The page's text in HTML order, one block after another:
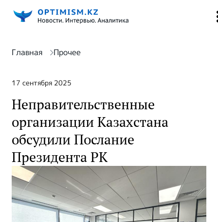
Главная Прочее
17 сентября 2025
Неправительственные
организации Казахстана
обсудили Послание
Президента РК